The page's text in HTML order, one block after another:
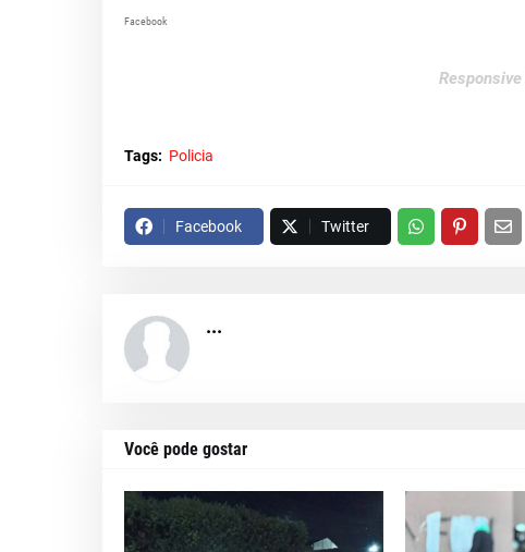
Facebook
Tags: Policia
Facebook Twitter
...
Você pode gostar